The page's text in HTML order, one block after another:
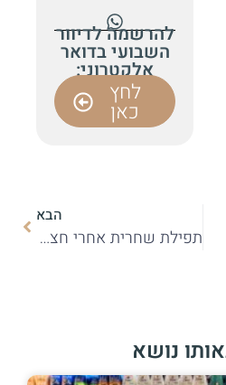
להרשמה לדיוור
השבועי בדואר
אלקטרוני:
לחץ
כאן
תפילת שחרית אחרי חצות